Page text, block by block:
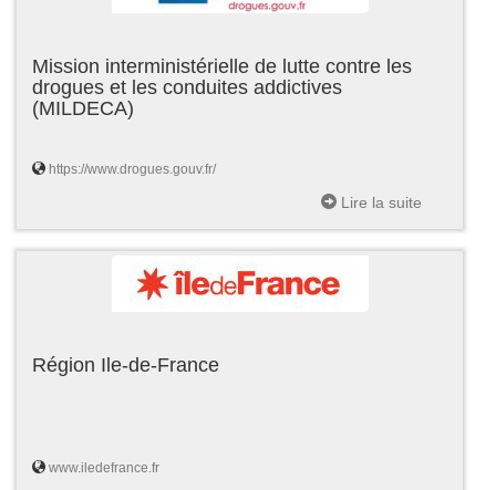
Mission interministérielle de lutte contre les
drogues et les conduites addictives
(MILDECA)
https://www.drogues.gouv.fr/
Lire la suite
Région Ile-de-France
www.iledefrance.fr